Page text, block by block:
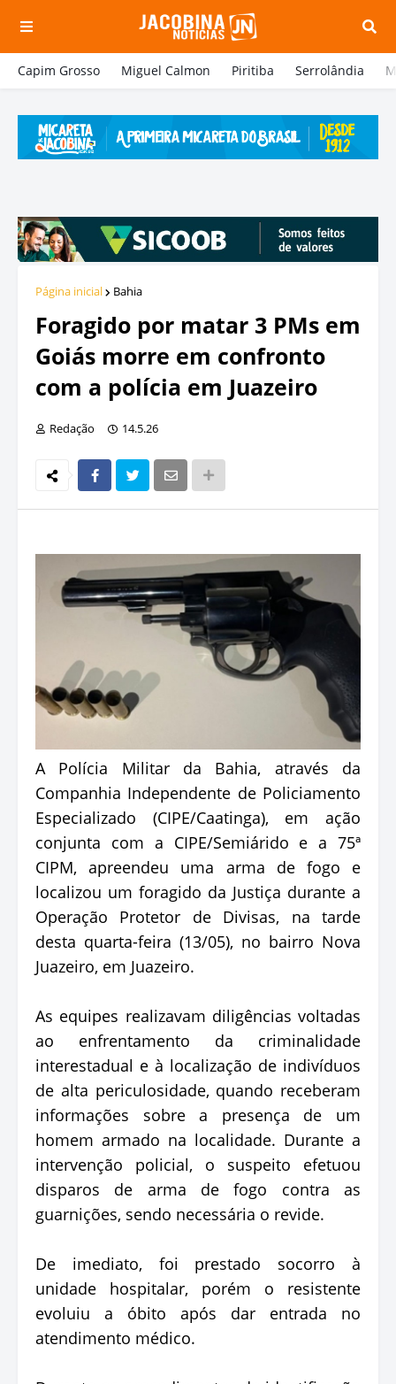
Capim Grosso Miguel Calmon Piritiba Serrolândia
Página inicial Bahia
Foragido por matar 3 PMs em
Goiás morre em confronto
com a polícia em Juazeiro
Redação 14.5.26
A Polícia Militar da Bahia, através da
Companhia Independente de Policiamento
Especializado (CIPE/Caatinga), em ação
conjunta com a CIPE/Semiárido e a 75ª
CIPM, apreendeu uma arma de fogo e
localizou um foragido da Justiça durante a
Operação Protetor de Divisas, na tarde
desta quarta-feira (13/05), no bairro Nova
Juazeiro, em Juazeiro.
As equipes realizavam diligências voltadas
ao enfrentamento da criminalidade
interestadual e à localização de indivíduos
de alta periculosidade, quando receberam
informações sobre a presença de um
homem armado na localidade. Durante a
intervenção policial, o suspeito efetuou
disparos de arma de fogo contra as
guarnições, sendo necessária o revide.
De imediato, foi prestado socorro à
unidade hospitalar, porém o resistente
evoluiu a óbito após dar entrada no
atendimento médico.